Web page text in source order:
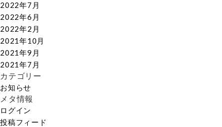
2022年7月
2022年6月
2022年2月
2021年10月
2021年9月
2021年7月
カテゴリー
お知らせ
メタ情報
ログイン
投稿フィード